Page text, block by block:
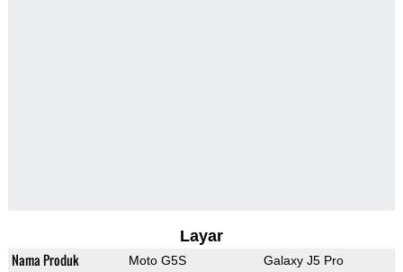
Layar
Nama Produk Moto G5S Galaxy J5 Pro